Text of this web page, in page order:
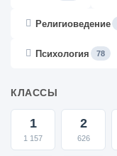
Религиоведение
Психология 78
КЛАССЫ
1
1 157
2
626